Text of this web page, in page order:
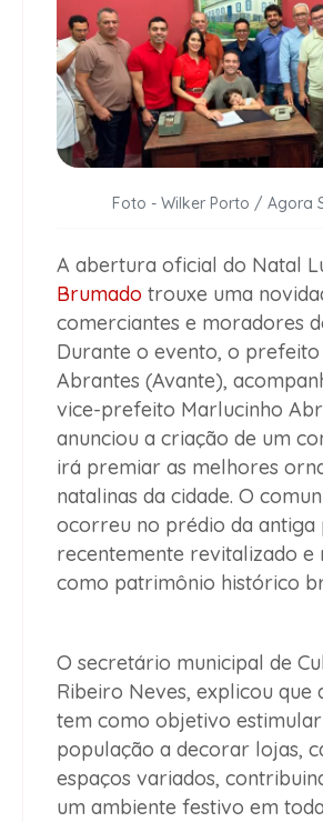
Foto - Wilker Porto / Agora
A abertura oficial do Natal
Brumado trouxe uma
comerciantes e moradores
Durante o evento, o
Abrantes (Avante),
vice-prefeito Marlucinho
anunciou a criação de um
irá premiar as melhores
natalinas da cidade. O
ocorreu no prédio da antiga
recentemente revitalizado e
como patrimônio histórico
O secretário municipal de
Ribeiro Neves, explicou que
tem como objetivo
população a decorar lojas,
espaços variados,
um ambiente festivo em